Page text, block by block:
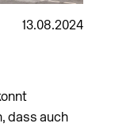
13.08.2024
dass auch